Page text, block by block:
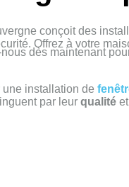
conçoit des
Offrez à votre
dès maintenant
une installation de
par leur qualité